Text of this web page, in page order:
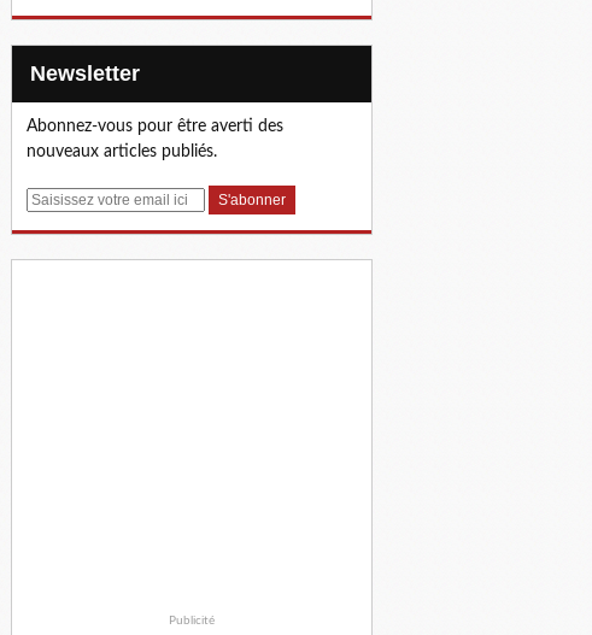
Newsletter
Abonnez-vous pour être averti des
nouveaux articles publiés.
E
Publicité